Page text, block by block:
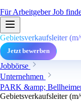
Für ArbeitgeberJob
Gebietsverkaufsleiter
Jetzt bewerben
Jobbörse
Unternehmen
PARK &amp;
Gebietsverkaufsleiter